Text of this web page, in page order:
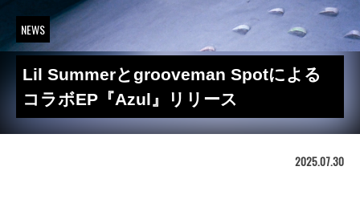
NEWS
Lil Summerとgrooveman Spotによる
コラボEP『Azul』リリース
2025.07.30